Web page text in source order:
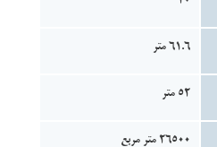
61.6 متر
52 متر
٢۶۵٠٠ متر مربع